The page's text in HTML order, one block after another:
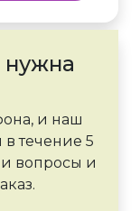
нужна
и наш
течение 5
вопросы и